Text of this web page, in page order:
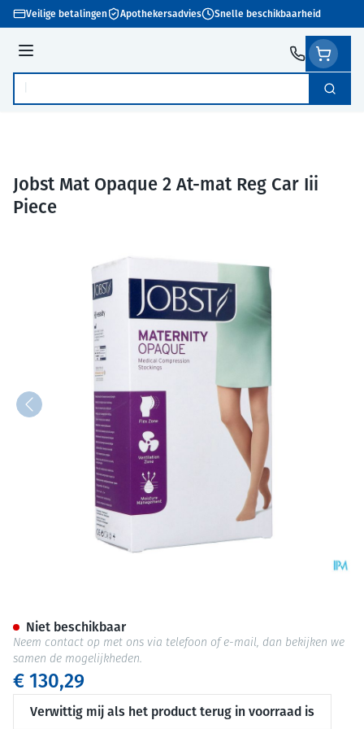
Ga naar de inhoud
Veilige betalingen Apothekersadvies Snelle beschikbaarheid
Menu
Product, merk, categorie... Zoek
Jobst Mat Opaque 2 At-mat Reg Car Iii
Piece
€ 130,29
Verwittig mij als het product terug in voorraad is
Niet beschikbaar
Neem contact op met ons via telefoon of e-mail, dan bekijken we
samen de mogelijkheden.